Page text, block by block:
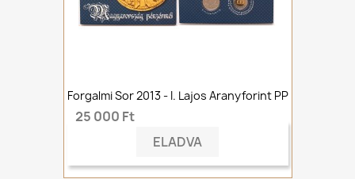
Forgalmi Sor 2013 - I. Lajos Aranyforint PP
25 000 Ft
ELADVA